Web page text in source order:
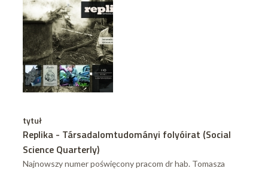
tytuł
Replika - Társadalomtudományi folyóirat (Social
Science Quarterly)
Najnowszy numer poświęcony pracom dr hab. Tomasza